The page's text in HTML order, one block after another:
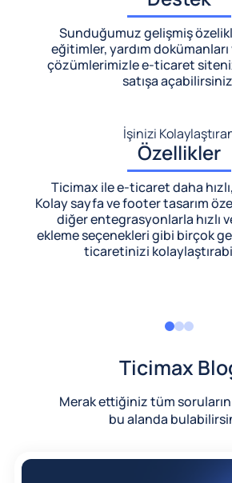
Sunduğumuz gelişmiş
eğitimler, yardım
çözümlerimizlee-ticaret
satışa
İşinizi
Özellikler
Ticimax ile e-ticaret daha
Kolay sayfa ve footer tasarım
diğer entegrasyonlarla hızlı
ekleme seçenekleri gibi birçok
ticaretinizi
Ticimax
Merak ettiğiniz tüm soruların
bu alanda